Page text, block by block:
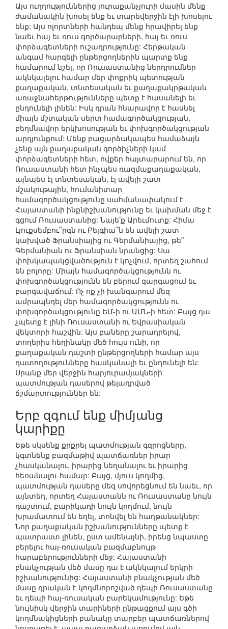
Այս ուղղություններից յուրաքանչյուրի մասին մենք
ժամանակին խոսել ենք եւ տարեվերջին էլի խոսելու
ենք: Այս ոլորտների հանդեպ մենք հրավիրել ենք
նաեւ հայ եւ ռուս գործարարների, հայ եւ ռուս
փորձագետների ուշադրությունը: Հերթական
անգամ հարգելի ընթերցողներին պարտք ենք
համարում նշել, որ Ռուսաստանից ներդրումներ
ակնկալելու համար մեր փոքրիկ պետության
քաղաքական, տնտեսական եւ քաղաքակրթական
առաջնահերթությունները պետք է հասանելի եւ
ընդունելի լինեն: Իսկ դրան հնարավոր է հասնել
միայն մշտական սերտ համագործակցության,
բեղմնավոր երկխոսության եւ փոխգործակցության
արդյունքում: Մենք բացարձակապես համաձայն
չենք այն քաղաքական գործիչների կամ
փորձագետների հետ, ովքեր հայտարարում են, որ
Ռուսաստանի հետ ինչպես ռազմաքաղաքական,
այնպես էլ տնտեսական, էլ ավելի շատ
մշակութային, հումանիտար
համագործակցությունը սահմանափակում է
Հայաստանի ինքնիշխանությունը եւ կախման մեջ է
գցում Ռուսաստանից: Նայե՛ք Արեւմուտք: Հիմա
Լյուքսեմբու՞րգն ու Բելգիա՞ն են ավելի շատ
կախված Ֆրանսիայից ու Գերմանիայից, թե՞
Գերմանիան ու Ֆրանսիան նրանցից: Սա
փոխկապակցվածություն է կոչվում, որտեղ շահում
են բոլորը: Միայն համագործակցությունն ու
փոխգործակցությունն են բերում զարգացում եւ
բարգավաճում: Ոչ ոք չի խանգարում մեզ
ամրապնդել մեր համագործակցությունն ու
փոխգործակցությունը ԵՄ-ի ու ԱՄՆ-ի հետ: Բայց դա
չպետք է լինի Ռուսաստանի ու Եվրասիական
վեկտորի հաշվին: Այս բաները շարադրելով,
տողերիս հեղինակը մեծ հույս ունի, որ
քաղաքական դաշտի ընթերցողների համար այս
դատողությունները հասկանալի եւ ընդունելի են:
Սրանք մեր վերջին հարյուրամյակների
պատմության դասերով թելադրված
ճշմարտություններ են:
Երբ զգում ենք միմյանց
կարիքը
Եթե սկսենք քրքրել պատմության գզրոցները,
կգտնենք բազմաթիվ պատճառներ իրար
չհասկանալու, իրարից նեղանալու եւ իրարից
հեռանալու համար: Բայց, մյուս կողմից,
պատմության դասերը մեզ սովորեցնում են նաեւ, որ
այնտեղ, որտեղ Հայաստանն ու Ռուսաստանը նույն
դաշտում, բարիկադի նույն կողմում, նույն
խրամատում են եղել, տոնվել են հաղթանակներ:
Նոր քաղաքական իշխանությունները պետք է
պատրաստ լինեն, ըստ ամենայնի, իրենց նպաստը
բերելու հայ-ռուսական բազմաբնույթ
հարաբերությունների մեջ: Հայաստանի
բնակչության մեծ մասը դա է ակնկալում երկրի
իշխանությունից: Հայաստանի բնակչության մեծ
մասը դրական է կողմնորոշված դեպի Ռուսաստանը
եւ դեպի հայ-ռուսական բարեկամությունը: Եթե
նույնիսկ վերջին տարիների ընթացքում այս գծի
կողմնակիցների բանակը տարբեր պատճառներով